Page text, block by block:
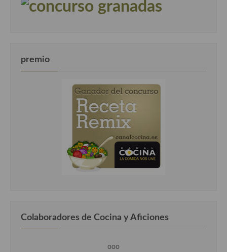
premio
Colaboradores de Cocina y Aficiones
ooo